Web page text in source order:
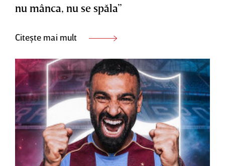
nu mânca, nu se spăla”
Citește mai mult